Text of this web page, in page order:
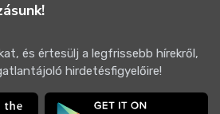
és értesülj a legfrissebb hírekről,
hirdetésfigyelőire!